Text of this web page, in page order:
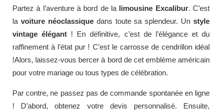
Partez à l’aventure à bord de la limousine Excalibur. C’est
la voiture néoclassiquedans toute sa splendeur. Un style
vintage élégant ! En définitive, c’est de l’élégance et du
raffinement à l’état pur ! C’est le carrosse de cendrillon idéal
!Alors, laissez-vous bercer à bord de cet emblème américain
pour votre mariage ou tous types de célébration.
Par contre, ne passez pas de commande spontanée en ligne
! D’abord, obtenez votre devis personnalisé. Ensuite,